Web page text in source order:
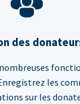
des
les
sur les